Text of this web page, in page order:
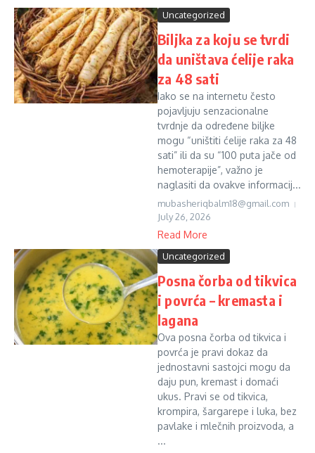
Uncategorized
Biljka za koju se tvrdi
da uništava ćelije raka
za 48 sati
Iako se na internetu često
pojavljuju senzacionalne
tvrdnje da određene biljke
mogu “uništiti ćelije raka za 48
sati” ili da su “100 puta jače od
hemoterapije”, važno je
naglasiti da ovakve informacij...
mubasheriqbalm18@gmail.com
July 26, 2026
Read More
Uncategorized
Posna čorba od tikvica
i povrća – kremasta i
lagana
Ova posna čorba od tikvica i
povrća je pravi dokaz da
jednostavni sastojci mogu da
daju pun, kremast i domaći
ukus. Pravi se od tikvica,
krompira, šargarepe i luka, bez
pavlake i mlečnih proizvoda, a
...